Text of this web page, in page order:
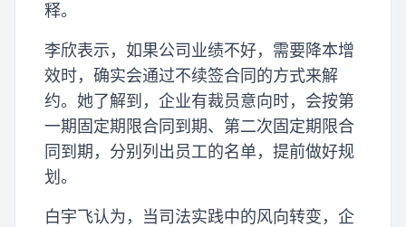
释。
李欣表示，如果公司业绩不好，需要降本增
效时，确实会通过不续签合同的方式来解
约。她了解到，企业有裁员意向时，会按第
一期固定期限合同到期、第二次固定期限合
同到期，分别列出员工的名单，提前做好规
划。
白宇飞认为，当司法实践中的风向转变，企